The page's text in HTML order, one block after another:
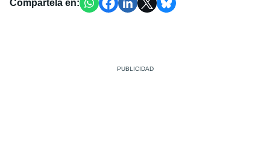
Compártela en: